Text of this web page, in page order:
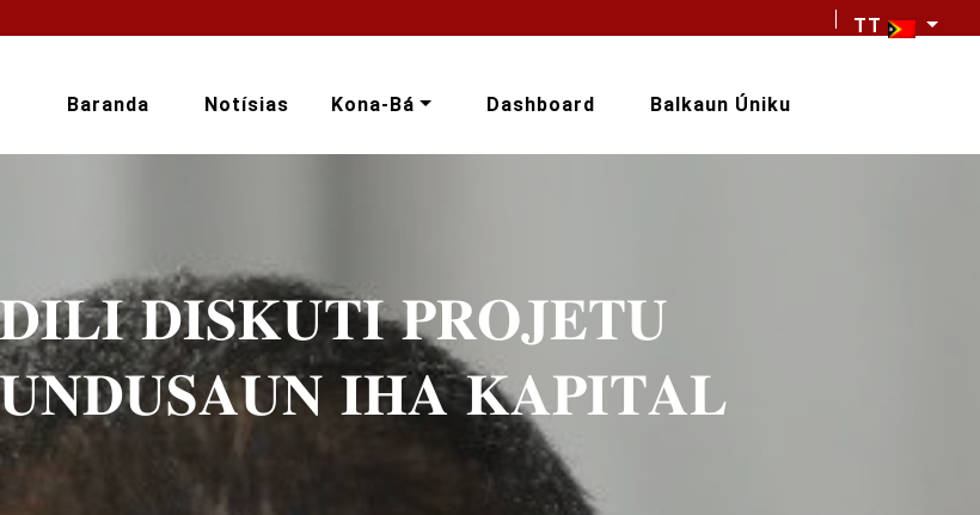
TT
Baranda Notísias Kona-Bá Dashboard Balkaun Úniku
𝐃𝐈𝐒𝐊𝐔𝐓𝐈 𝐏𝐑𝐎𝐉𝐄𝐓𝐔
𝐈𝐇𝐀 𝐊𝐀𝐏𝐈𝐓𝐀𝐋